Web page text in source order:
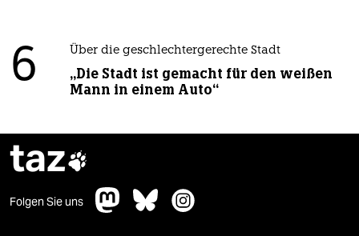
6 Über die geschlechtergerechte Stadt
„Die Stadt ist gemacht für den weißen
Mann in einem Auto“
taz
Folgen Sie uns